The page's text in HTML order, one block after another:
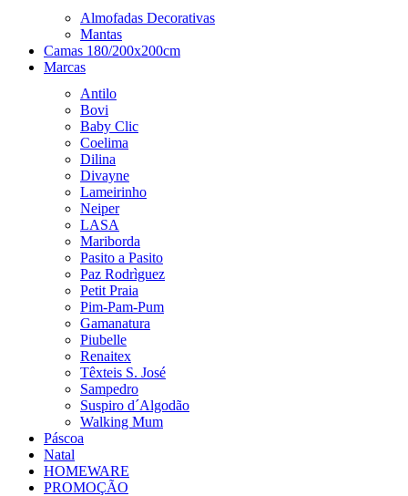
Almofadas Decorativas
Mantas
Camas 180/200x200cm
Marcas
Antilo
Bovi
Baby Clic
Coelima
Dilina
Divayne
Lameirinho
Neiper
LASA
Mariborda
Pasito a Pasito
Paz Rodrìguez
Petit Praia
Pim-Pam-Pum
Gamanatura
Piubelle
Renaitex
Têxteis S. José
Sampedro
Suspiro d´Algodão
Walking Mum
Páscoa
Natal
HOMEWARE
PROMOÇÃO